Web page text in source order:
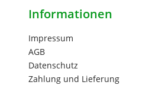
Informationen
Impressum
AGB
Datenschutz
Zahlung und Lieferung